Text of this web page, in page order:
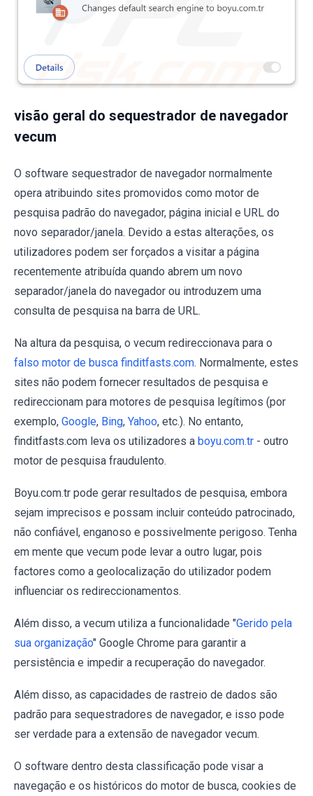
visão geral do sequestrador de navegador
vecum
O software sequestrador de navegador normalmente
opera atribuindo sites promovidos como motor de
pesquisa padrão do navegador, página inicial e URL do
novo separador/janela. Devido a estas alterações, os
utilizadores podem ser forçados a visitar a página
recentemente atribuída quando abrem um novo
separador/janela do navegador ou introduzem uma
consulta de pesquisa na barra de URL.
Na altura da pesquisa, o vecum redireccionava para o
falso motor de busca finditfasts.com. Normalmente, estes
sites não podem fornecer resultados de pesquisa e
redireccionam para motores de pesquisa legítimos (por
exemplo, Google, Bing, Yahoo, etc.). No entanto,
finditfasts.com leva os utilizadores a boyu.com.tr - outro
motor de pesquisa fraudulento.
Boyu.com.tr pode gerar resultados de pesquisa, embora
sejam imprecisos e possam incluir conteúdo patrocinado,
não confiável, enganoso e possivelmente perigoso. Tenha
em mente que vecum pode levar a outro lugar, pois
factores como a geolocalização do utilizador podem
influenciar os redireccionamentos.
Além disso, a vecum utiliza a funcionalidade "Gerido pela
sua organização" Google Chrome para garantir a
persistência e impedir a recuperação do navegador.
Além disso, as capacidades de rastreio de dados são
padrão para sequestradores de navegador, e isso pode
ser verdade para a extensão de navegador vecum.
O software dentro desta classificação pode visar a
navegação e os históricos do motor de busca, cookies de